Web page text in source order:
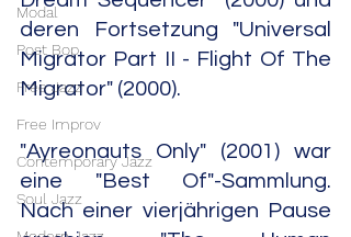
Modal
Post Bop
Free Jazz
Free Improv
Contemporary Jazz
Soul Jazz
deren Fortsetzung "Universal
Migrator Part II - Flight Of The
Migrator" (2000).
"Ayreonauts Only" (2001) war
eine "Best Of"-Sammlung.
Nach einer vierjährigen Pause